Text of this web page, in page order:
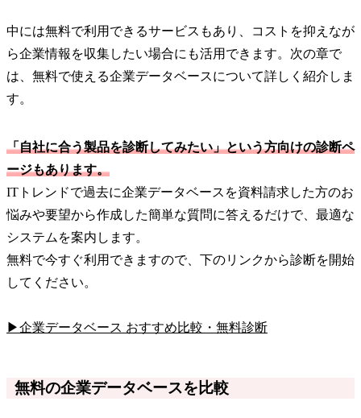
中には無料で利用できるサービスもあり、コストを抑えなが
ら企業情報を収集したい場合にも活用できます。次の章で
は、無料で使える企業データベースについて詳しく紹介しま
す。
「自社に合う製品を診断してみたい」という方向けの診断ペ
ージもあります。
ITトレンドで過去に企業データベースを資料請求した方のお
悩みや要望から作成した簡単な質問に答えるだけで、最適な
システムを案内します。
無料で今すぐ利用できますので、下のリンクから診断を開始
してください。
▶企業データベース おすすめ比較・無料診断
無料の企業データベースを比較